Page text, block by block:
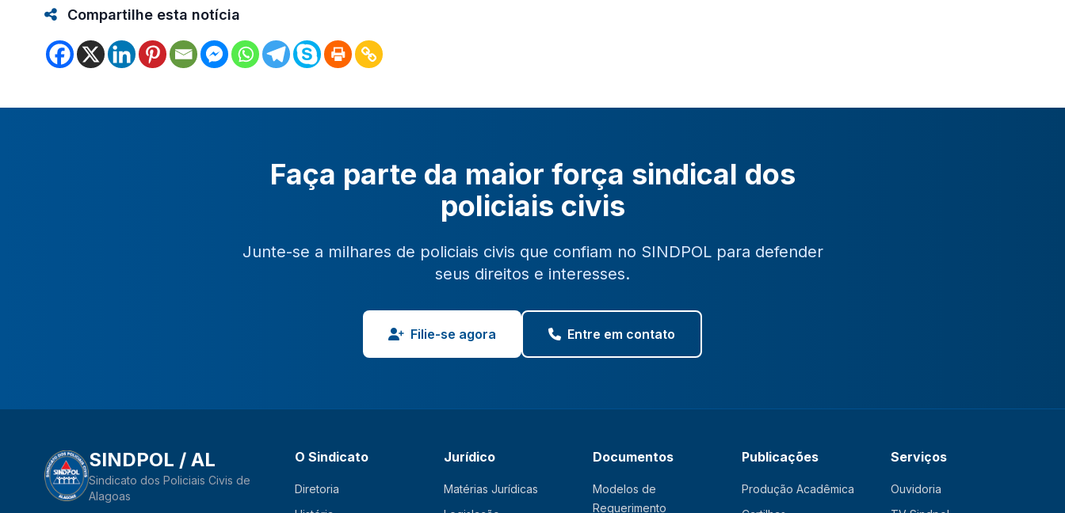
Compartilhe esta notícia
Faça parte da maior força sindical dos
policiais civis
Junte-se a milhares de policiais civis que confiam no SINDPOL para defender
seus direitos e interesses.
Filie-se agora Entre em contato
SINDPOL / AL
Sindicato dos Policiais Civis de
Alagoas
O Sindicato
Diretoria
Jurídico
Matérias Jurídicas
Documentos
Modelos de
Requerimento
Publicações
Produção Acadêmica
Serviços
Ouvidoria